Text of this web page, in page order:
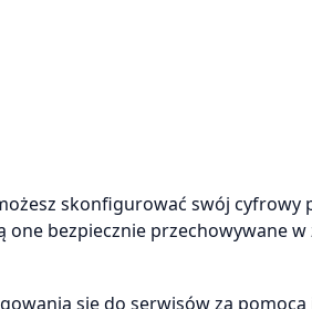
skonfigurować swój cyfrowy
bezpiecznie przechowywane w
się do serwisów za